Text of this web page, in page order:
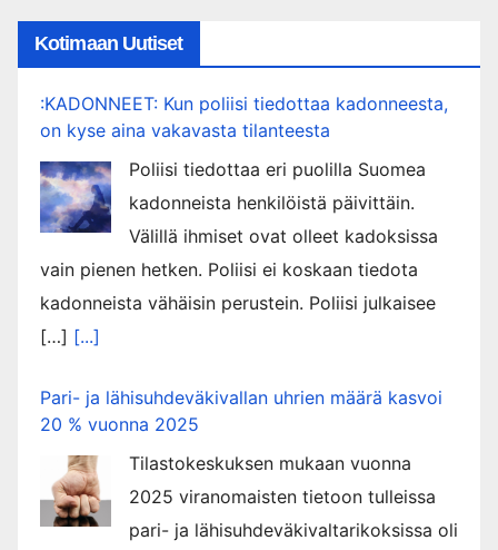
Kotimaan Uutiset
:KADONNEET: Kun poliisi tiedottaa kadonneesta,
on kyse aina vakavasta tilanteesta
Poliisi tiedottaa eri puolilla Suomea
kadonneista henkilöistä päivittäin.
Välillä ihmiset ovat olleet kadoksissa
vain pienen hetken. Poliisi ei koskaan tiedota
kadonneista vähäisin perustein. Poliisi julkaisee
[…] [...]
Pari- ja lähisuhdeväkivallan uhrien määrä kasvoi
20 % vuonna 2025
Tilastokeskuksen mukaan vuonna
2025 viranomaisten tietoon tulleissa
pari- ja lähisuhdeväkivaltarikoksissa oli